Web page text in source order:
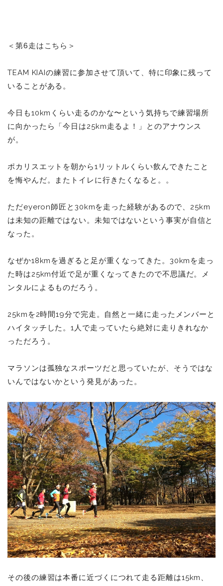
＜第6走はこちら＞
TEAM KIAIの練習に参加させて頂いて、特に印象に残って
いることがある。
今日も10kmくらい走るのかな〜という気持ちで練習場所
に向かったら「今日は25km走るよ！」とのアナウンス
が。
ポカリスエットを朝から1リットルくらい飲んできたこと
を悔やんだ。またトイレに行きたくなると。。
ただeyeron師匠と30kmを走った経験があるので、25km
は未知の距離ではない。未知ではないという事実が自信と
なった。
なぜか18kmを過ぎると足が重くなってきた。30kmを走っ
た時は25km付近で足が重くなってきたので不思議だ。メ
ンタルによるものだろう。
25kmを2時間19分で完走。自然と一緒に走ったメンバーと
ハイタッチした。1人で走っていたら絶対に走りきれなか
っただろう。
マラソンは孤独なスポーツだと思っていたが、そうではな
いんではないかという発見があった。
その後の練習は本番に近づくにつれて走る距離は15km、